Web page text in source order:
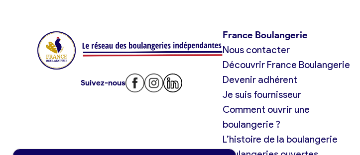
Je suis fournisseur
Suivez-nous
France Boulangerie
Nous contacter
Découvrir France Boulangerie
Devenir adhérent
Je suis fournisseur
Comment ouvrir une
boulangerie ?
L’histoire de la boulangerie